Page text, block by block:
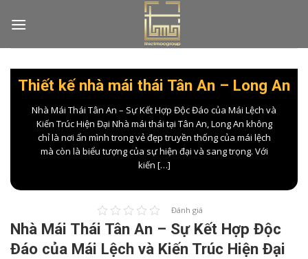
Thiết kế nhà mái thái Tân An – Long An
Nhà Mái Thái Tân An – Sự Kết Hợp Độc Đáo của Mái Lệch và
Kiến Trúc Hiện Đại Nhà mái thái tại Tân An, Long An không
chỉ là nơi ẩn mình trong vẻ đẹp truyền thống của mái lệch
mà còn là biểu tượng của sự hiện đại và sang trọng. Với
kiến […]
Đánh giá
Nhà Mái Thái Tân An – Sự Kết Hợp Độc
Đáo của Mái Lệch và Kiến Trúc Hiện Đại